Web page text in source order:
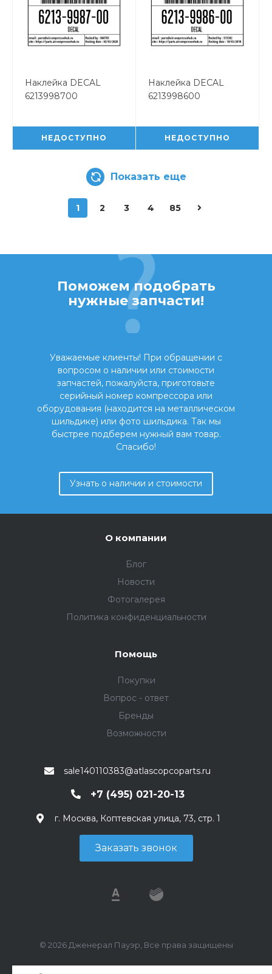
Наклейка DECAL
6213998700
НЕДОСТУПНО
Наклейка DECAL
6213998600
НЕДОСТУПНО
Показать еще
1 2 3 4 85
Поможем подобрать
нужные запчасти!
Уважаемые клиенты! При обращении с
вопросом о наличии или стоимости
запчастей, пожалуйста, приготовьте
серийный номер компрессора или
оборудования (находится на металлическом
шильдике) или фото шильдика. Так мы
быстрее подберем нужный вам товар.
Спасибо!
Узнать о наличии и стоимости
О компании
Блог
Новости
Фотогалерея
Политика конфиденциальности
Помощь
Покупки
Вопрос - ответ
Бренды
Возможности
sale140110383@atlascopcoparts.ru
+7 (495) 021-20-13
г. Москва, Коптевская улица, 73, стр. 1
Заказать звонок
© 2026 Дженерал Пауэр, Все права защищены